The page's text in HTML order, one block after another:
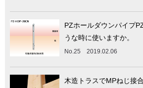
PZホールダウンパイプ
うな時に使いますか。
No.25 2019.02.06
木造トラスでMPねじ接